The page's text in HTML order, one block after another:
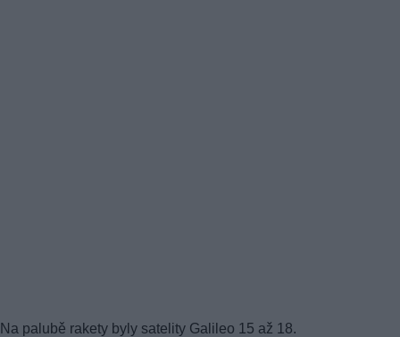
Na palubě rakety byly satelity Galileo 15 až 18.